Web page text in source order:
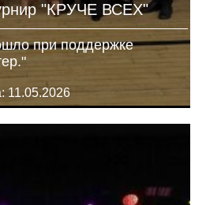
"КРУЧЕ ВСЕХ"
при поддержке
11.05.2026